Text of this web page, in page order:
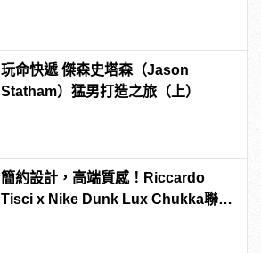
玩命快遞 傑森史塔森（Jason
Statham）猛男打造之旅（上）
簡約設計，高端質感！Riccardo
Tisci x Nike Dunk Lux Chukka聯名